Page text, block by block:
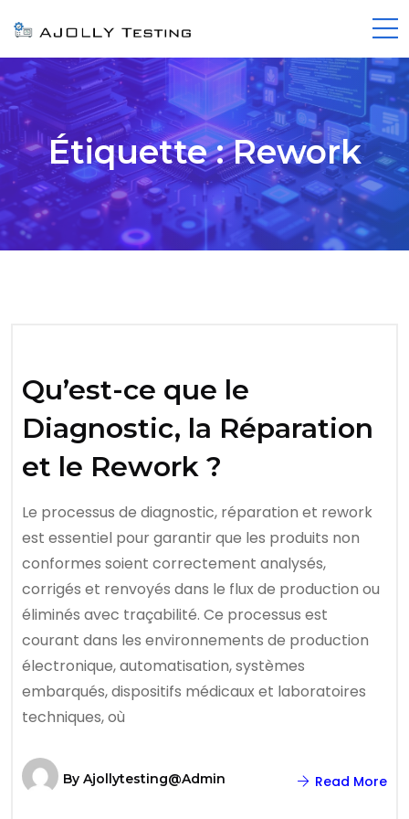
Étiquette :Rework
Qu’est-ce que le
Diagnostic, la Réparation
et le Rework ?
Le processus de diagnostic, réparation et rework
est essentiel pour garantir que les produits non
conformes soient correctement analysés,
corrigés et renvoyés dans le flux de production ou
éliminés avec traçabilité. Ce processus est
courant dans les environnements de production
électronique, automatisation, systèmes
embarqués, dispositifs médicaux et laboratoires
techniques, où
By Ajollytesting@admin Read More